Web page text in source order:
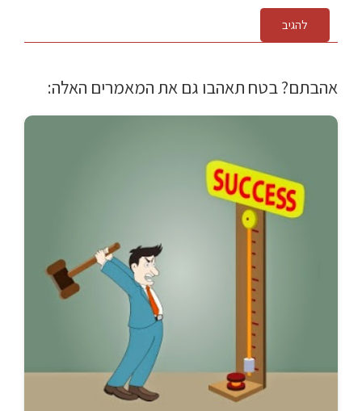
להגיב
אהבתם? בטח תאהבו גם את המאמרים האלה: